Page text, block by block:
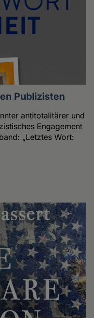
Publizisten
antitotalitärer und
Engagement
„Letztes Wort: